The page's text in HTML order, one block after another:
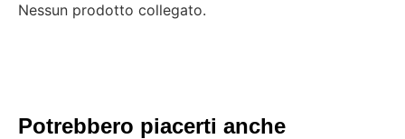
Nessun prodotto collegato.
Potrebbero piacerti anche